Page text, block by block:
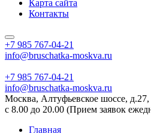
Карта сайта
Контакты
+7 985 767-04-21
info@bruschatka-moskva.ru
+7 985 767-04-21
info@bruschatka-moskva.ru
Москва, Алтуфьевское шоссе,
с 8.00 до 20.00 (Прием заявок
Главная